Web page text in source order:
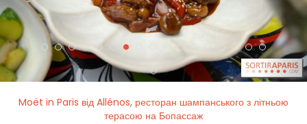
Moët in Paris від Allénos, ресторан шампанського з літньою
терасою на Бопассаж